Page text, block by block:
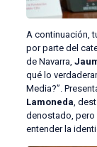
A continuación,
por parte del
de Navarra,
qué lo
Media?”.
Lamoneda,
denostado, pero
entender la